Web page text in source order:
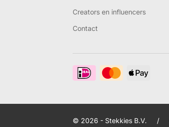
Creators en influencers
Contact
© 2026 - Stekkies B.V. /